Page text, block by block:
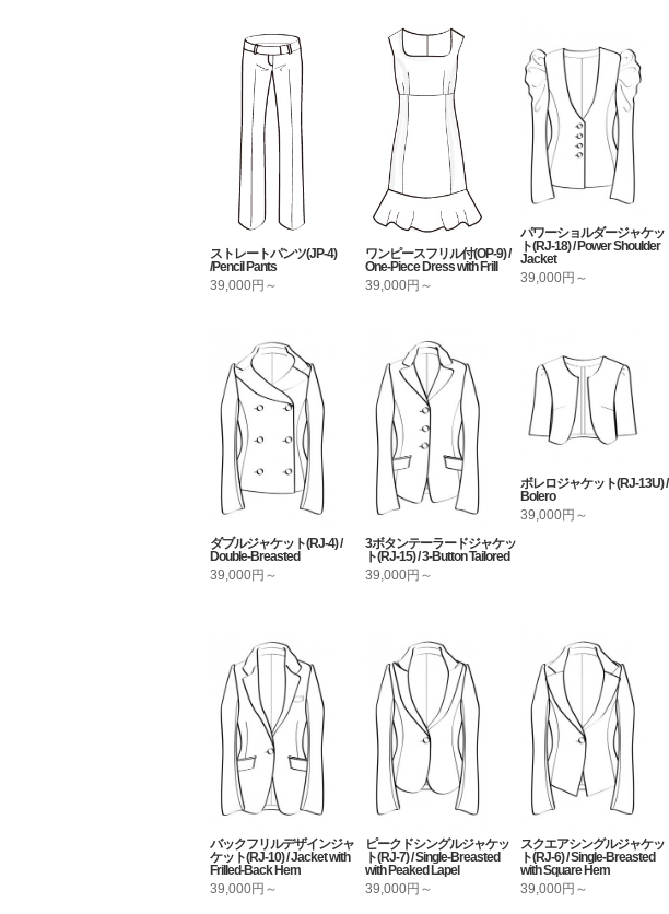
ストレートパンツ(JP-4)
/Pencil Pants
39,000円～
ワンピースフリル付(OP-9) /
One-Piece Dress with Frill
39,000円～
パワーショルダージャケッ
ト(RJ-18) / Power Shoulder
Jacket
39,000円～
ダブルジャケット(RJ-4) /
Double-Breasted
39,000円～
3ボタンテーラードジャケッ
ト(RJ-15) / 3-Button Tailored
39,000円～
ボレロジャケット(RJ-13U) /
Bolero
39,000円～
バックフリルデザインジャ
ケット(RJ-10) / Jacket with
Frilled-Back Hem
39,000円～
ピークドシングルジャケッ
ト(RJ-7) / Single-Breasted
with Peaked Lapel
39,000円～
スクエアシングルジャケッ
ト(RJ-6) / Single-Breasted
with Square Hem
39,000円～